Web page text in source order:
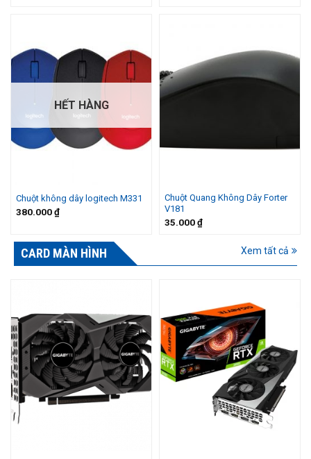
HẾT HÀNG
Chuột không dây logitech M331
380.000₫
Chuột Quang Không Dây Forter
V181
35.000₫
CARD MÀN HÌNH Xem tất cả